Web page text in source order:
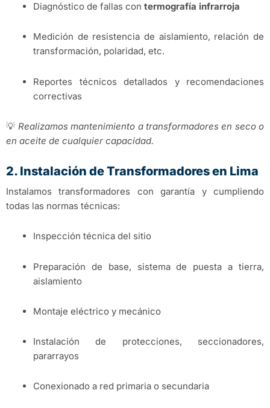
Diagnóstico de fallas con termografía infrarroja
Medición de resistencia de aislamiento, relación de
transformación, polaridad, etc.
Reportes técnicos detallados y recomendaciones
correctivas
💡 Realizamos mantenimiento a transformadores en seco o
en aceite de cualquier capacidad.
2. Instalación de Transformadores en Lima
Instalamos transformadores con garantía y cumpliendo
todas las normas técnicas:
Inspección técnica del sitio
Preparación de base, sistema de puesta a tierra,
aislamiento
Montaje eléctrico y mecánico
Instalación de protecciones, seccionadores,
pararrayos
Conexionado a red primaria o secundaria